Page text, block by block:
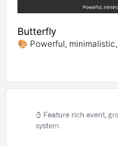
Butterfly
🎨 Powerful,